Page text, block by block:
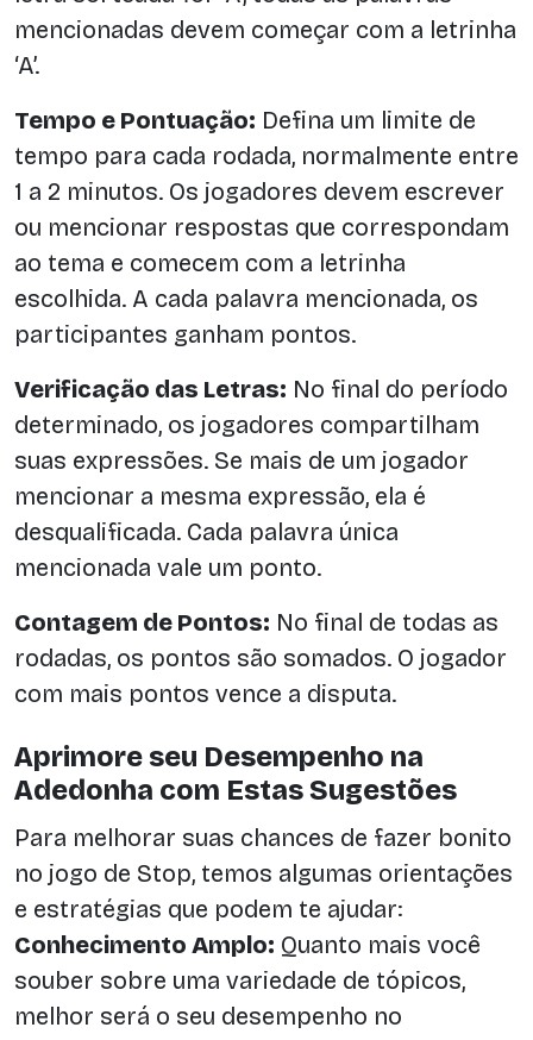
mencionadas devem começar com a letrinha
‘A’.
Tempo e Pontuação: Defina um limite de
tempo para cada rodada, normalmente entre
1 a 2 minutos. Os jogadores devem escrever
ou mencionar respostas que correspondam
ao tema e comecem com a letrinha
escolhida. A cada palavra mencionada, os
participantes ganham pontos.
Verificação das Letras: No final do período
determinado, os jogadores compartilham
suas expressões. Se mais de um jogador
mencionar a mesma expressão, ela é
desqualificada. Cada palavra única
mencionada vale um ponto.
Contagem de Pontos: No final de todas as
rodadas, os pontos são somados. O jogador
com mais pontos vence a disputa.
Aprimore seu Desempenho na
Adedonha com Estas Sugestões
Para melhorar suas chances de fazer bonito
no jogo de Stop, temos algumas orientações
e estratégias que podem te ajudar:
Conhecimento Amplo: Quanto mais você
souber sobre uma variedade de tópicos,
melhor será o seu desempenho no